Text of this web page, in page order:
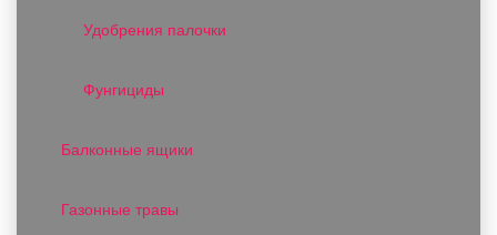
Удобрения палочки
Фунгициды
Балконные ящики
Газонные травы